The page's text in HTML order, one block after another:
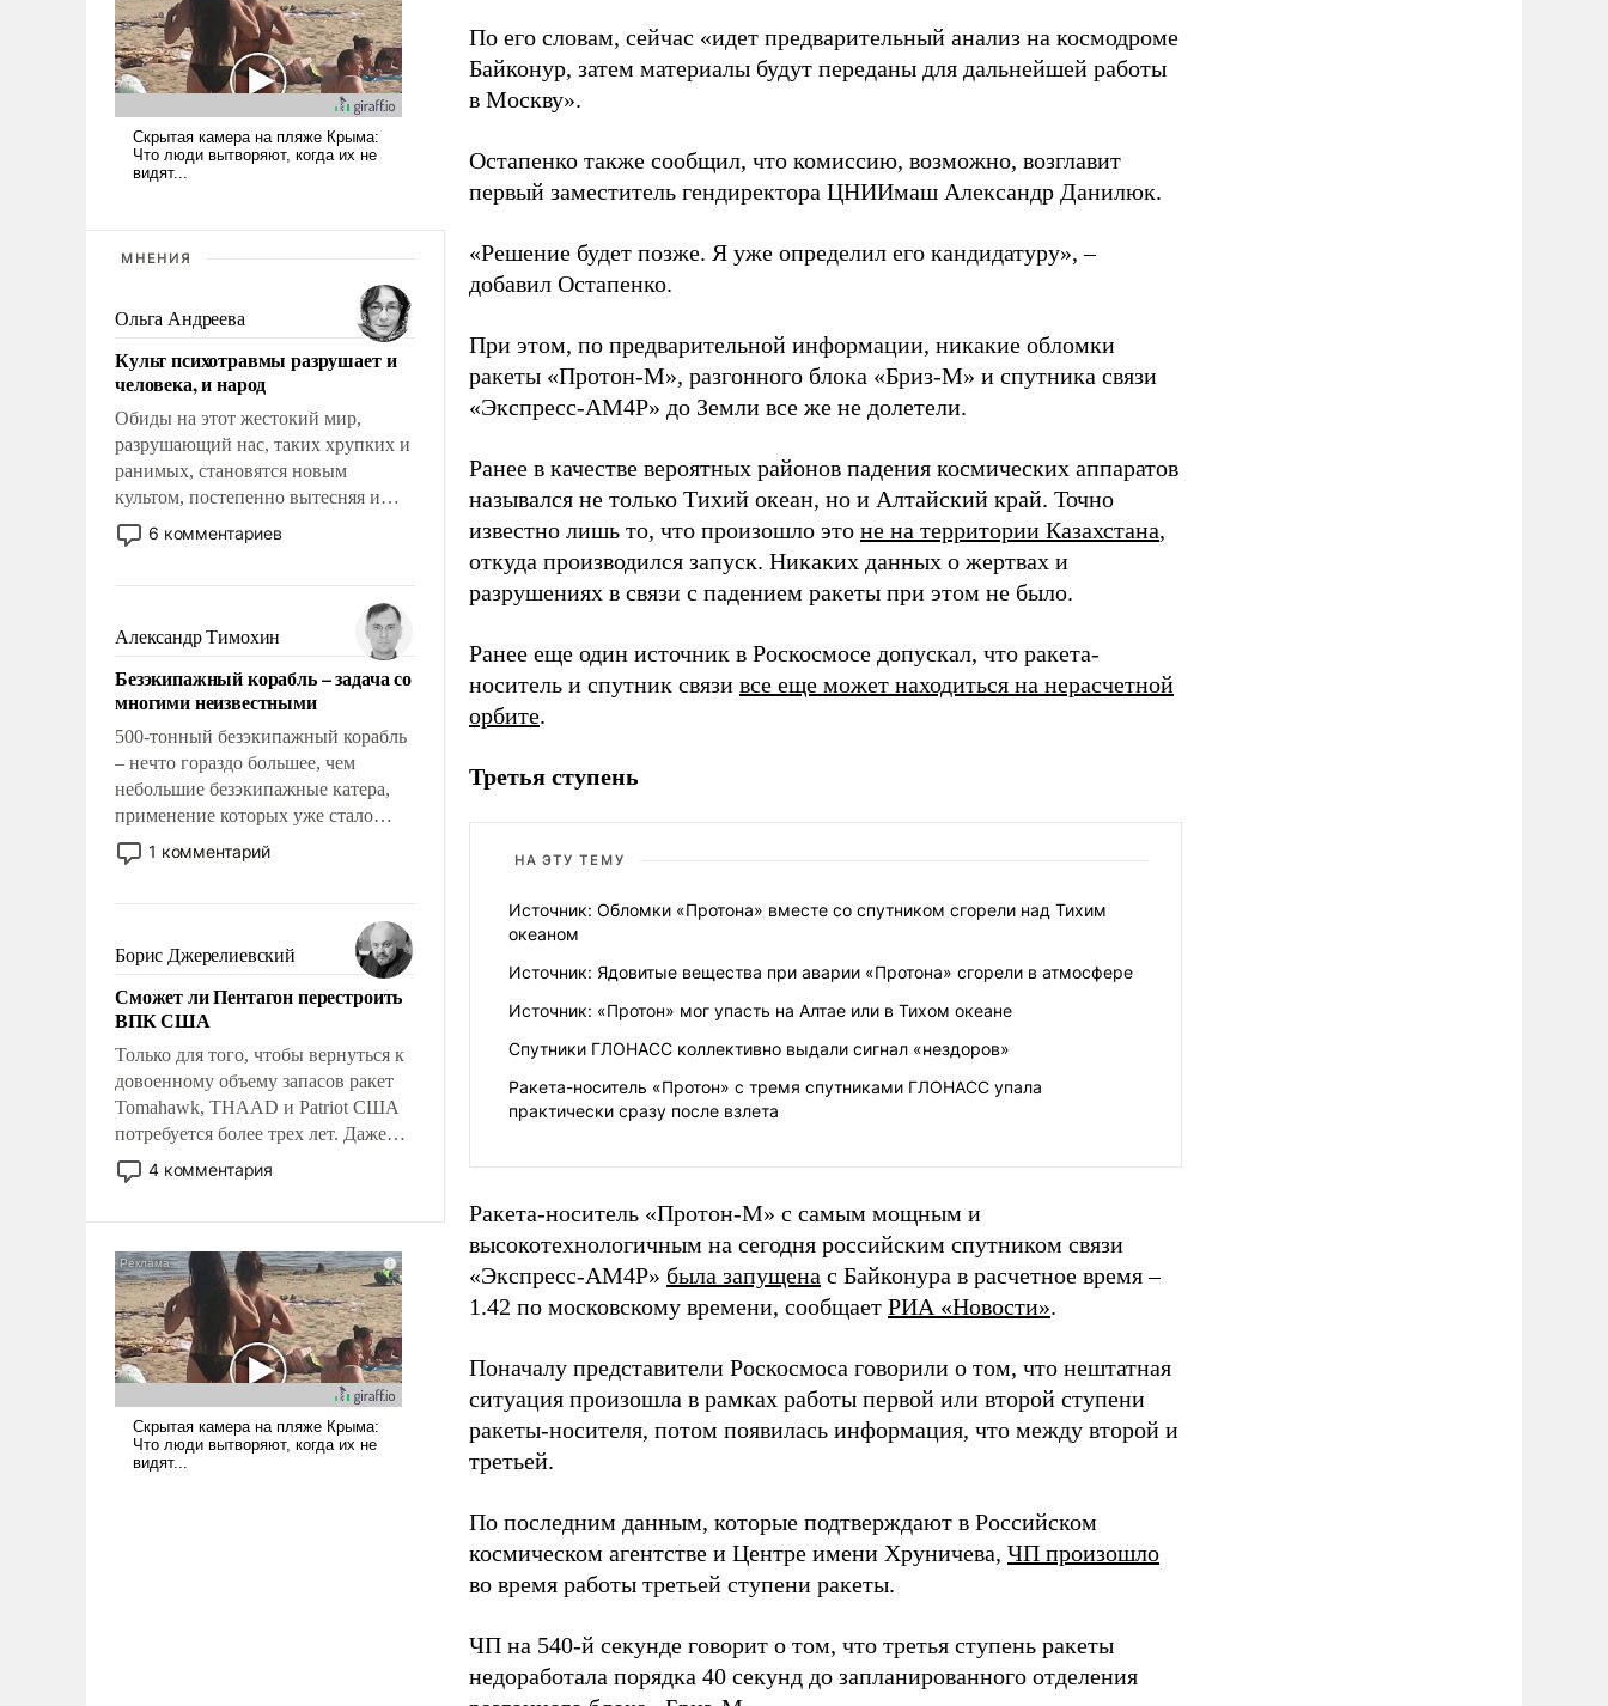
МНЕНИЯ
Ольга Андреева
Культ психотравмы разрушает и
человека, и народ
Обиды на этот жестокий мир,
разрушающий нас, таких хрупких и
ранимых, становятся новым
культом, постепенно вытесняя и
отменяя традиционное требование к
человеку – быть мужественным и
на себя ответственность, помогать
слабым, идти вперед и
адаптироваться.
6 комментариев
Александр Тимохин
Безэкипажный корабль – задача со
многими неизвестными
500-тонный безэкипажный корабль
– нечто гораздо большее, чем
небольшие безэкипажные катера,
применение которых уже стало
обыденностью. Задача по созданию
такого корабля очень сложна и
реализация радикально поднимет
наши боевые возможности.
1 комментарий
Борис Джерелиевский
Сможет ли Пентагон перестроить
ВПК США
Только для того, чтобы вернуться к
довоенному объему запасов ракет
Tomahawk, THAAD и Patriot США
потребуется более трех лет. Даже
небольшая война с Ираном
опустошила американские
уязвимости США, например, перед
Китаем.
4 комментария
По его словам, сейчас «идет предварительный анализ на космодроме
Байконур, затем материалы будут переданы для дальнейшей работы
в Москву».
Остапенко также сообщил, что комиссию, возможно, возглавит
первый заместитель гендиректора ЦНИИмаш Александр Данилюк.
«Решение будет позже. Я уже определил его кандидатуру», –
добавил Остапенко.
При этом, по предварительной информации, никакие обломки
ракеты «Протон-М», разгонного блока «Бриз-М» и спутника связи
«Экспресс-АМ4Р» до Земли все же не долетели.
Ранее в качестве вероятных районов падения космических аппаратов
назывался не только Тихий океан, но и Алтайский край. Точно
известно лишь то, что произошло это не на территории Казахстана,
откуда производился запуск. Никаких данных о жертвах и
разрушениях в связи с падением ракеты при этом не было.
Ранее еще один источник в Роскосмосе допускал, что ракета-
носитель и спутник связи все еще может находиться на нерасчетной
орбите.
Третья ступень
НА ЭТУ ТЕМУ
Источник: Обломки «Протона» вместе со спутником сгорели над Тихим
океаном
Источник: Ядовитые вещества при аварии «Протона» сгорели в атмосфере
Источник: «Протон» мог упасть на Алтае или в Тихом океане
Спутники ГЛОНАСС коллективно выдали сигнал «нездоров»
Ракета-носитель «Протон» с тремя спутниками ГЛОНАСС упала
практически сразу после взлета
Ракета-носитель «Протон-М» с самым мощным и
высокотехнологичным на сегодня российским спутником связи
«Экспресс-АМ4Р» была запущена с Байконура в расчетное время –
1.42 по московскому времени, сообщает РИА «Новости».
Поначалу представители Роскосмоса говорили о том, что нештатная
ситуация произошла в рамках работы первой или второй ступени
ракеты-носителя, потом появилась информация, что между второй и
третьей.
По последним данным, которые подтверждают в Российском
космическом агентстве и Центре имени Хруничева, ЧП произошло
во время работы третьей ступени ракеты.
ЧП на 540-й секунде говорит о том, что третья ступень ракеты
недоработала порядка 40 секунд до запланированного отделения